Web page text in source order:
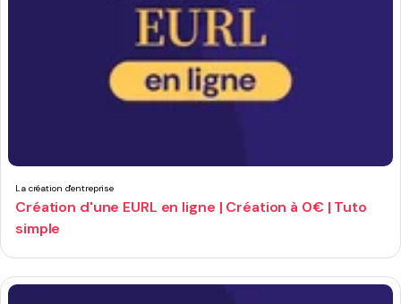
La création d'entreprise
Création d'une EURL en ligne | Création à 0€ | Tuto
simple